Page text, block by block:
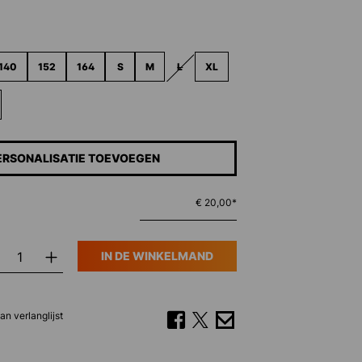
152 164 S M L
(DEZE OPTIE IS MOMENTEEL NIET
XL
TOEVOEGEN
€ 20,00*
IN DE WINKELMAND
verlanglijst